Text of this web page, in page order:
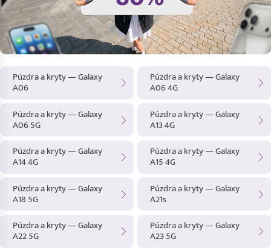
Púzdra a kryty — Galaxy
A06
Púzdra a kryty — Galaxy
A06 4G
Púzdra a kryty — Galaxy
A06 5G
Púzdra a kryty — Galaxy
A13 4G
Púzdra a kryty — Galaxy
A14 4G
Púzdra a kryty — Galaxy
A15 4G
Púzdra a kryty — Galaxy
A18 5G
Púzdra a kryty — Galaxy
A21s
Púzdra a kryty — Galaxy
A22 5G
Púzdra a kryty — Galaxy
A23 5G